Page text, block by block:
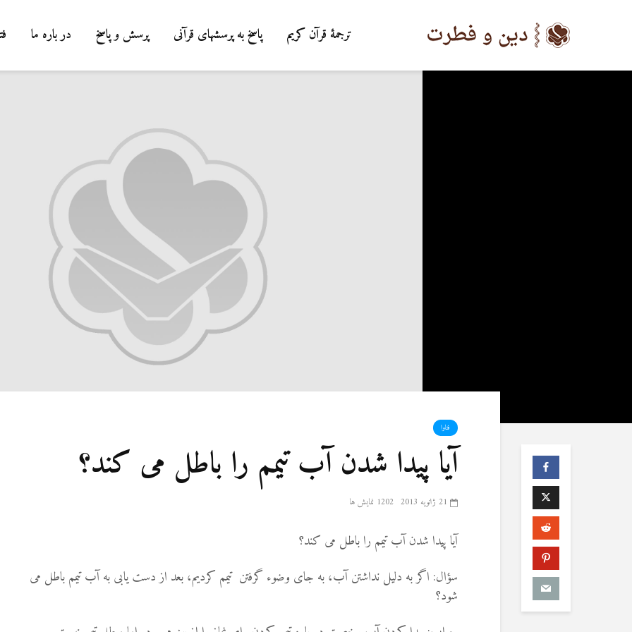
ترجمۀ قرآن کریم پاسخ به پرسشهای قرآنی پرسش و پاسخ در باره ما
فتاوا
آیا پیدا شدن آب تیمم را باطل می کند؟
21 ژانویه 2013 1202 نمایش ها
آیا پیدا شدن آب تیمم را باطل می کند؟
سؤال: اگر به دلیل نداشتن آب، به جای وضوء گرفتن تیمم کردیم، بعد از دست یابی به آب تیمم باطل می
شود؟
درباره سنگ زدن به
میان صفا و مروه
20 جولای 2026
27 نمایش ها
19 جولای 2026